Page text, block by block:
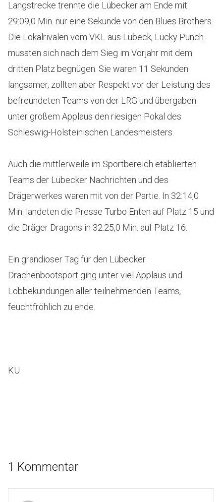
Langstrecke trennte die Lübecker am Ende mit
29:09,0 Min. nur eine Sekunde von den Blues Brothers.
Die Lokalrivalen vom VKL aus Lübeck, Lucky Punch
mussten sich nach dem Sieg im Vorjahr mit dem
dritten Platz begnügen. Sie waren 11 Sekunden
langsamer, zollten aber Respekt vor der Leistung des
befreundeten Teams von der LRG und übergaben
unter großem Applaus den riesigen Pokal des
Schleswig-Holsteinischen Landesmeisters.
Auch die mittlerweile im Sportbereich etablierten
Teams der Lübecker Nachrichten und des
Drägerwerkes waren mit von der Partie. In 32:14,0
Min. landeten die Presse Turbo Enten auf Platz 15 und
die Dräger Dragons in 32:25,0 Min. auf Platz 16.
Ein grandioser Tag für den Lübecker
Drachenbootsport ging unter viel Applaus und
Lobbekundungen aller teilnehmenden Teams,
feuchtfröhlich zu ende.
KU
1 Kommentar